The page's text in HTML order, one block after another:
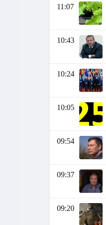
11:07
10:43
10:24
10:05
09:54
09:37
09:20